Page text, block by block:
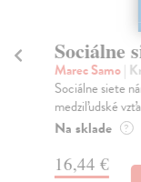
Sociálne
Marec Samo|
Sociálne siete
medziľudské
Na sklade ?
16,44 €